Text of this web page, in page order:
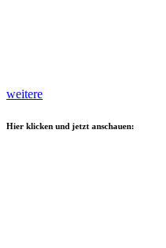
weitere
Hier klicken und jetzt anschauen: